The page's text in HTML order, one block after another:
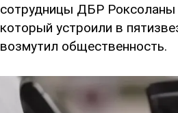
сотрудницы ДБР
который устроили в
возмутил общественность.